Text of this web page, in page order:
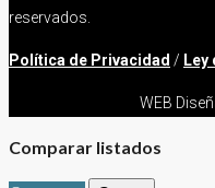
reservados.
Política de Privacidad / Ley
WEB
Comparar listados